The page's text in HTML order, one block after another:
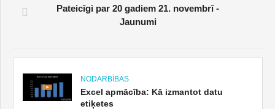
Pateicīgi par 20 gadiem 21. novembrī -
Jaunumi
NODARBĪBAS
Excel apmācība: Kā izmantot datu
etiķetes